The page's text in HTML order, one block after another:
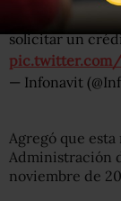
solicitar un
pic.twitter.com/
— Infonavit
Agregó que
Administración
noviembre de